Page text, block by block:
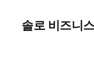
솔로 비즈니